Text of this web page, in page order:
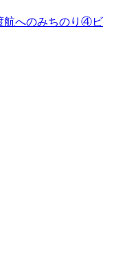
航へのみちのり④ビ